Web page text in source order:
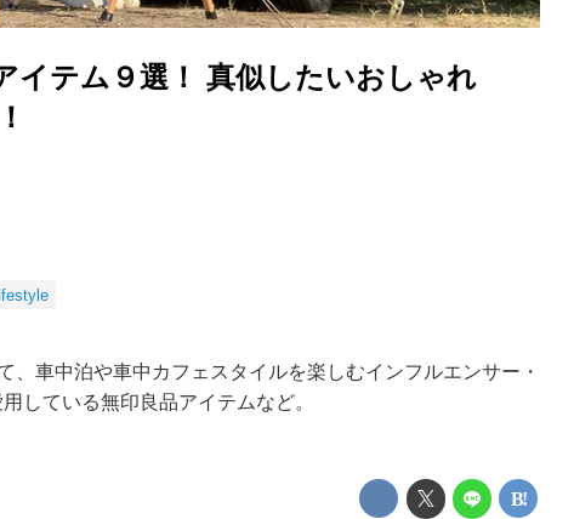
イテム９選！ 真似したいおしゃれ
、車中泊や車中カフェスタイルを楽しむインフルエンサー・
している無印良品アイテムなど。